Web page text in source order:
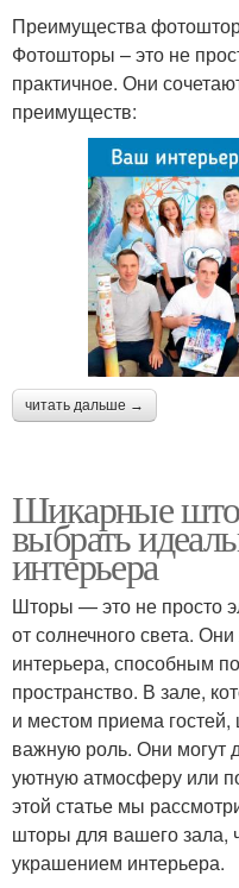
Преимущества
Фотошторы – это не
практичное. Они
преимуществ:
читать дальше →
Шикарные
выбрать
интерьера
Шторы — это не просто
от солнечного света.
интерьера, способным
пространство. В зале,
и местом приема
важную роль. Они могут
уютную атмосферу или
этой статье мы
шторы для вашего зала,
украшением интерьера.